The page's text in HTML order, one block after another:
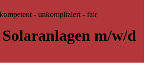
- unkompliziert - fair
m/w/d